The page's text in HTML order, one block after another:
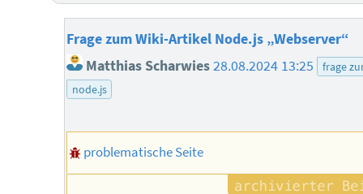
Frage zum Wiki-Artikel Node.js „Webserver“
Matthias Scharwies28.08.2024 13:25
frage
node.js
problematische Seite